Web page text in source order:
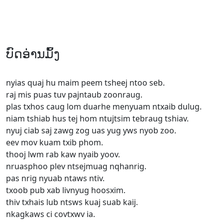
ບົດອ່ານມົ້ງ
nyias quaj hu maim peem tsheej ntoo seb.
raj mis puas tuv pajntaub zoonraug.
plas txhos caug lom duarhe menyuam ntxaib dulug.
niam tshiab hus tej hom ntujtsim tebraug tshiav.
nyuj ciab saj zawg zog uas yug yws nyob zoo.
eev mov kuam txib phom.
thooj lwm rab kaw nyaib yoov.
nruasphoo plev ntsejmuag nqhanrig.
pas nrig nyuab ntaws ntiv.
txoob pub xab livnyug hoosxim.
thiv txhais lub ntsws kuaj suab kaij.
nkagkaws ci covtxwv ia.